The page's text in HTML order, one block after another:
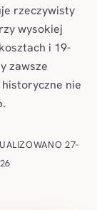
rzeczywisty
wysokiej
i 19-
zawsze
nie
27-